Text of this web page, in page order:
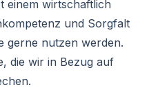
einem wirtschaftlich
und Sorgfalt
gerne nutzen werden.
die wir in Bezug auf